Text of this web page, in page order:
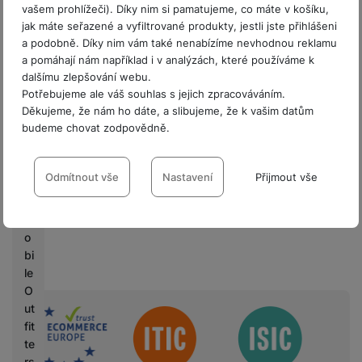
vašem prohlížeči). Díky nim si pamatujeme, co máte v košíku,
jak máte seřazené a vyfiltrované produkty, jestli jste přihlášeni
a podobně. Díky nim vám také nenabízíme nevhodnou reklamu
a pomáhají nám například i v analýzách, které používáme k
dalšímu zlepšování webu.
Potřebujeme ale váš souhlas s jejich zpracováváním.
Děkujeme, že nám ho dáte, a slibujeme, že k vašim datům
budeme chovat zodpovědně.
Nastavení souhlasů s kategoriemi
cookies
VŽDY AKTIVNÍ
Technické cookies umožňují váš průchod nákupním košíkem,
porovnávání produktů a další nezbytné funkce.
Preferenční a rozšířené funkce
Preferenční a rozšířené funkce
nastavovat znovu a abyste se s námi mohli spojit např. pomocí
chatu.
Povoleno
Odmítnout vše Nastavení Přijmout vše
a
x
y
U
n
p
a
c
o
bi
le
O
ut
fit
te
Sdružení